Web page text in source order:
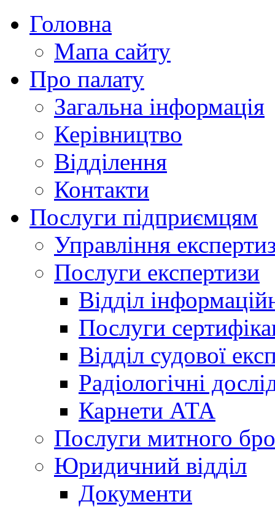
Головна
Мапа сайту
Про палату
Загальна інформація
Керівництво
Відділення
Контакти
Послуги підприємцям
Управління
Послуги експертизи
Відділ
Послуги
Відділ судової
Радіологічні
Карнети АТА
Послуги митного
Юридичний відділ
Документи